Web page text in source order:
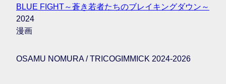
BLUE FIGHT～蒼き若者たちのブレイキングダウン～
2024
漫画
OSAMU NOMURA / TRICOGIMMICK 2024-2026